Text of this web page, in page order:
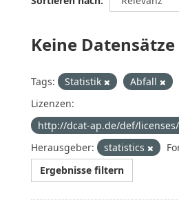
Keine
Tags: Statistik Abfall
Lizenzen:
http://dcat-ap.de/def/
Herausgeber:
statistics
Ergebnisse filtern